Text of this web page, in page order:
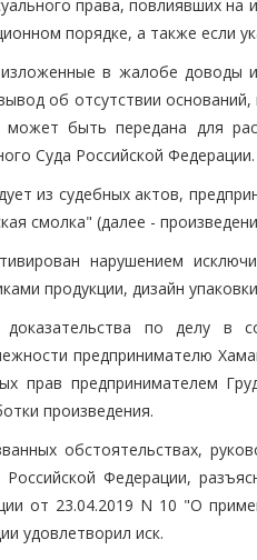
права, повлиявших
порядке, а также если
в жалобе доводы
об отсутствии
быть передана для
Суда Российской Федерации.
из судебных актов,
смолка" (далее -
нарушением
продукции, дизайн
доказательства по делу в
предпринимателю
прав предпринимателем
произведения.
обстоятельствах,
Российской Федерации,
от 23.04.2019 N 10 "О
удовлетворил иск.